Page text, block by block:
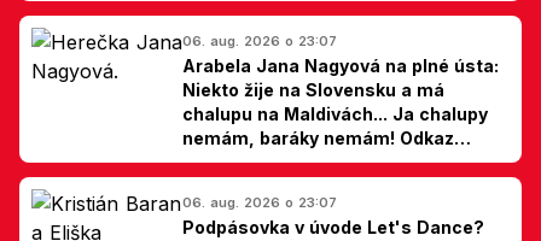
06. aug. 2026 o 23:07
Arabela Jana Nagyová na plné ústa:
Niekto žije na Slovensku a má
chalupu na Maldivách... Ja chalupy
nemám, baráky nemám! Odkaz
Slovákom
06. aug. 2026 o 23:07
Podpásovka v úvode Let's Dance?